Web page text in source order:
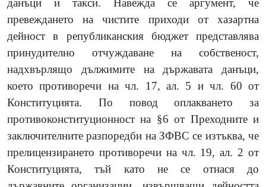
данъци и такси. Навежда се аргумент, че
превеждането на чистите приходи от хазартна
дейност в републиканския бюджет представлява
принудително отчуждаване на собственост,
надхвърлящо дължимите на държавата данъци,
което противоречи на чл. 17, ал. 5 и чл. 60 от
Конституцията. По повод оплакването за
противоконституционност на §6 от Преходните и
заключителните разпоредби на ЗФВС се изтъква, че
прелицензирането противоречи на чл. 19, ал. 2 от
Конституцията, тъй като не се отнася до